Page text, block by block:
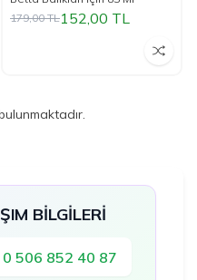
179,00TL152,00 TL
BİLGİLERİ
0 506 852 40 87